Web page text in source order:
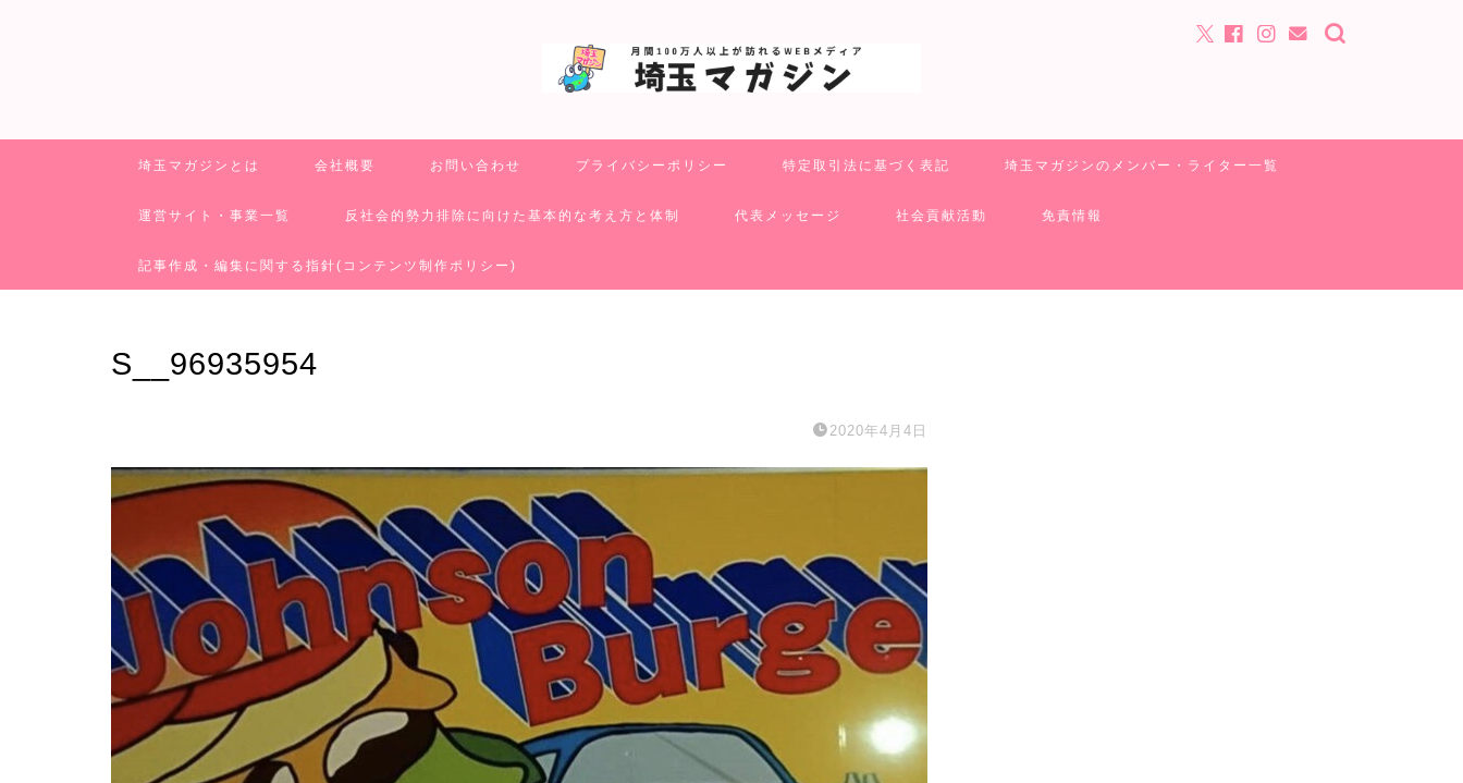
埼玉マガジンとは 会社概要 お問い合わせ プライバシーポリシー 特定取引法に基づく表記 埼玉マガジンのメンバー・ライター一覧
運営サイト・事業一覧 反社会的勢力排除に向けた基本的な考え方と体制 代表メッセージ 社会貢献活動 免責情報
記事作成・編集に関する指針(コンテンツ制作ポリシー)
S__96935954
2020年4月4日